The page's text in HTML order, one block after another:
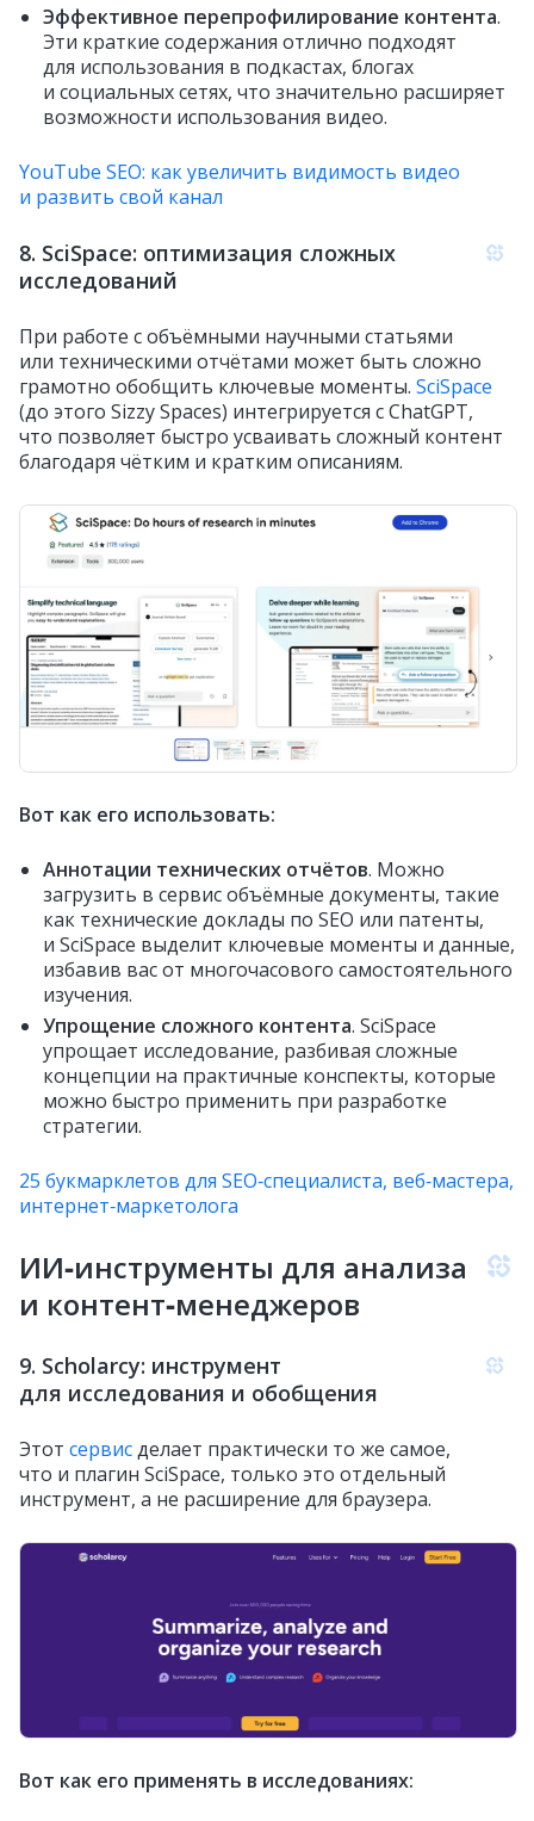
Эффективное перепрофилирование контента.
Эти краткие содержания отлично подходят
для использования в подкастах, блогах
и социальных сетях, что значительно расширяет
возможности использования видео.
YouTube SEO: как увеличить видимость видео
и развить свой канал
8. SciSpace: оптимизация сложных
исследований
При работе с объёмными научными статьями
или техническими отчётами может быть сложно
грамотно обобщить ключевые моменты. SciSpace
(до этого Sizzy Spaces) интегрируется с ChatGPT,
что позволяет быстро усваивать сложный контент
благодаря чётким и кратким описаниям.
Вот как его использовать:
Аннотации технических отчётов. Можно
загрузить в сервис объёмные документы, такие
как технические доклады по SEO или патенты,
и SciSpace выделит ключевые моменты и данные,
избавив вас от многочасового самостоятельного
изучения.
Упрощение сложного контента. SciSpace
упрощает исследование, разбивая сложные
концепции на практичные конспекты, которые
можно быстро применить при разработке
стратегии.
25 букмарклетов для SEO‑специалиста, веб‑мастера,
интернет‑маркетолога
ИИ‑инструменты для анализа
и контент‑менеджеров
9. Scholarcy: инструмент
для исследования и обобщения
Этот сервисделает практически то же самое,
что и плагин SciSpace, только это отдельный
инструмент, а не расширение для браузера.
Вот как его применять в исследованиях: